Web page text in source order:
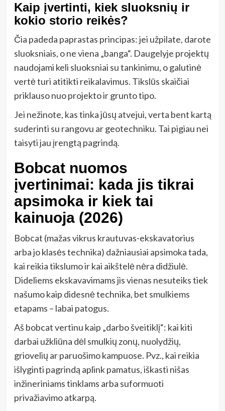
Kaip įvertinti, kiek sluoksnių ir
kokio storio reikės?
Čia padeda paprastas principas: jei užpilate, darote
sluoksniais, o ne viena „banga“. Daugelyje projektų
naudojami keli sluoksniai su tankinimu, o galutinė
vertė turi atitikti reikalavimus. Tikslūs skaičiai
priklauso nuo projekto ir grunto tipo.
Jei nežinote, kas tinka jūsų atvejui, verta bent kartą
suderinti su rangovu ar geotechniku. Tai pigiau nei
taisyti jau įrengtą pagrindą.
Bobcat nuomos
įvertinimai: kada jis tikrai
apsimoka ir kiek tai
kainuoja (2026)
Bobcat (mažas vikrus krautuvas-ekskavatorius
arba jo klasės technika) dažniausiai apsimoka tada,
kai reikia tikslumo ir kai aikštelė nėra didžiulė.
Dideliems ekskavavimams jis vienas nesuteiks tiek
našumo kaip didesnė technika, bet smulkiems
etapams – labai patogus.
Aš bobcat vertinu kaip „darbo šveitiklį“: kai kiti
darbai užkliūna dėl smulkių zonų, nuolydžių,
griovelių ar paruošimo kampuose. Pvz., kai reikia
išlyginti pagrindą aplink pamatus, iškasti nišas
inžineriniams tinklams arba suformuoti
privažiavimo atkarpą.